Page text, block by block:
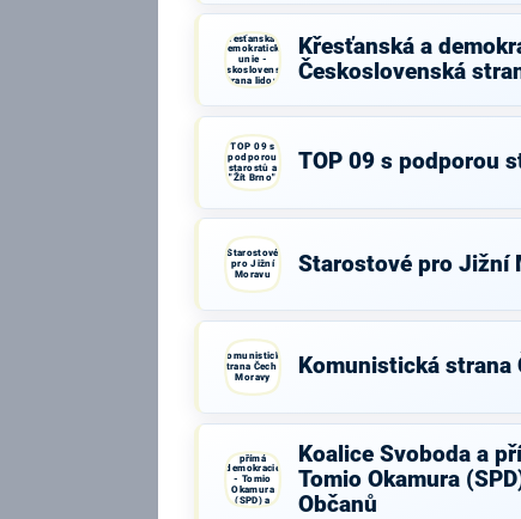
Křesťanská a
demokratická
unie -
Československá
strana lidová
Křesťanská a
Československá
TOP 09 s
podporou
starostů a
"Žít Brno"
TOP 09 s podporou
Starostové
pro Jižní
Moravu
Starostové pro Jižní
Komunistická
strana Čech a
Moravy
Komunistická strana
přímá
demokracie
- Tomio
Okamura
(SPD) a
Strana Práv
Koalice Svoboda a
Tomio Okamura
Občanů